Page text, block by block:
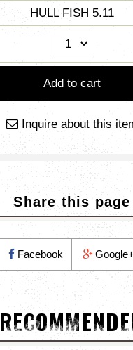
HULL FISH 5.11
Inquire about this
Share this page
Facebook Google+